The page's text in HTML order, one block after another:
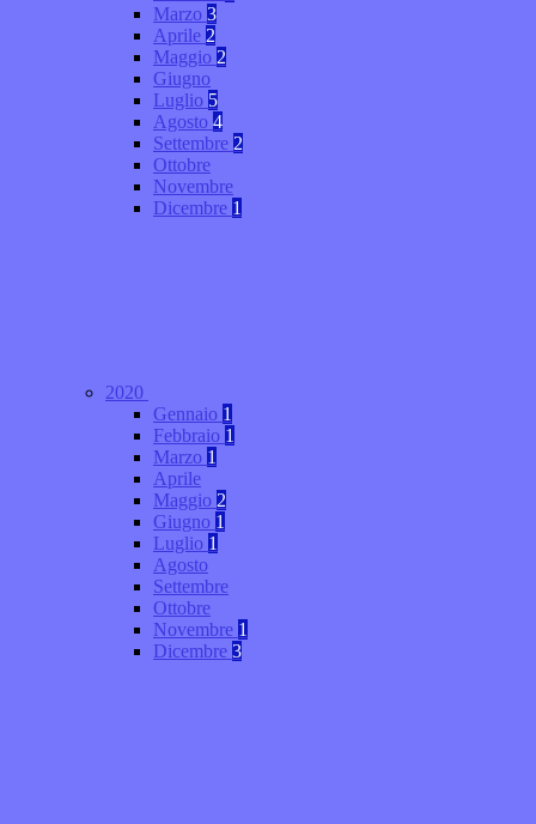
Marzo 3
Aprile 2
Maggio 2
Giugno
Luglio 5
Agosto 4
Settembre 2
Ottobre
Novembre
Dicembre 1
2020
Gennaio 1
Febbraio 1
Marzo 1
Aprile
Maggio 2
Giugno 1
Luglio 1
Agosto
Settembre
Ottobre
Novembre 1
Dicembre 3